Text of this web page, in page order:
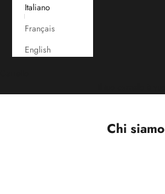
Italiano
Français
English
Chi siamo